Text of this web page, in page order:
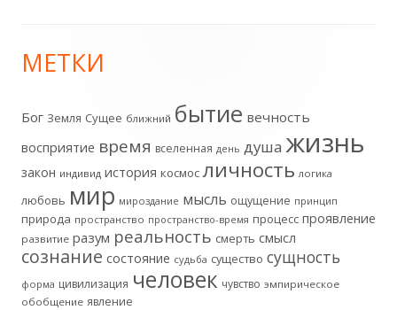
Главная
колонка
МЕТКИ
Бог Земля Сущее ближний бытие вечность
восприятие время вселенная день душа жизнь
закон индивид история космос личность логика
любовь мир мироздание мысль ощущение принцип
природа пространство пространство-время процесс проявление
развитие разум реальность смерть смысл
сознание состояние судьба существо сущность
форма цивилизация человек чувство эмпирическое
обобщение явление